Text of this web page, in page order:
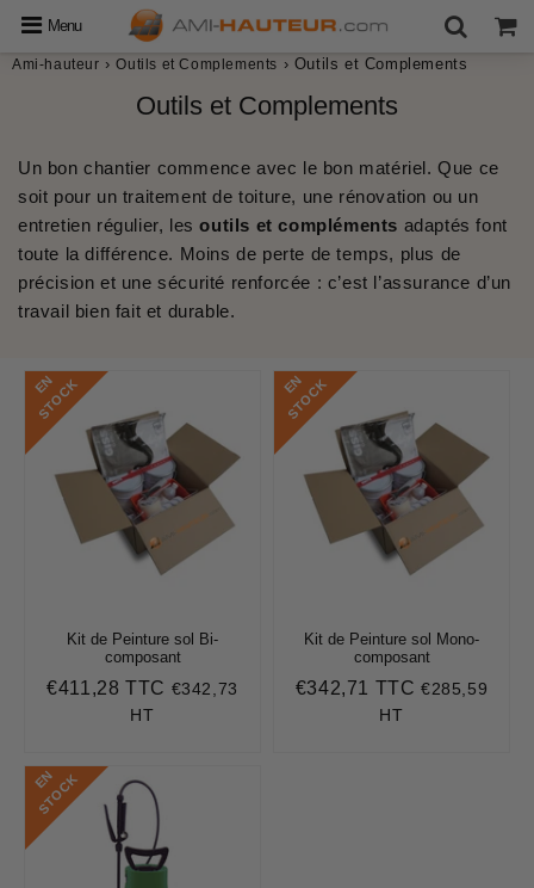
Menu
Ami-hauteur › Outils et Complements › Outils et Complements
Outils et Complements
Un bon chantier commence avec le bon matériel. Que ce
soit pour un traitement de toiture, une rénovation ou un
entretien régulier, lesoutils et compléments adaptés font
toute la différence. Moins de perte de temps, plus de
précision et une sécurité renforcée : c’est l’assurance d’un
travail bien fait et durable.
E
N
S
T
O
C
K
Kit de Peinture sol Bi-
composant
Prix
€411,28 TTC €411,28
€342,73
HT
E
N
S
T
O
C
K
Kit de Peinture sol Mono-
composant
Prix
€342,71 TTC €342,71
€285,59
HT
E
N
S
T
O
C
K